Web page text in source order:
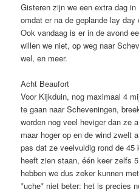
Gisteren zijn we een extra dag
omdat er na de geplande lay
Ook vandaag is er in de avond
willen we niet, op weg naar
wel, en meer.
Acht Beaufort
Voor Kijkduin, nog maximaal 4
te gaan naar Scheveningen,
worden nog veel heviger dan ze
maar hoger op en de wind zwelt
pas dat ze veelvuldig rond de 45
heeft zien staan, één keer zelfs
hebben we dus zeker kunnen
*uche* niet beter: het is precies